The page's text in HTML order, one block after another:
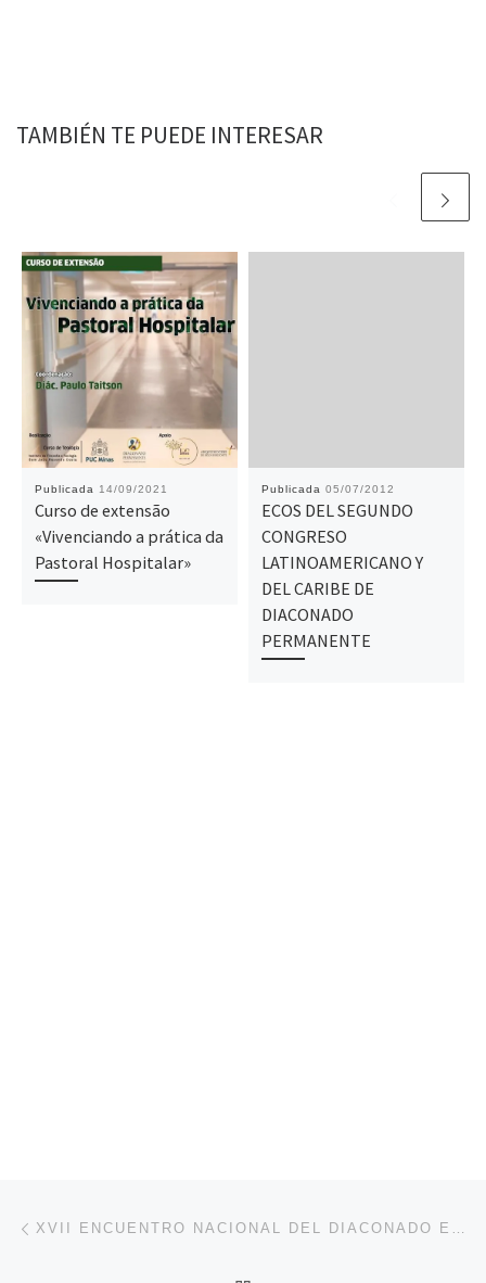
TAMBIÉN TE PUEDE INTERESAR
Publicada 14/09/2021
Curso de extensão
«Vivenciando a prática da
Pastoral Hospitalar»
Publicada 05/07/2012
ECOS DEL SEGUNDO
CONGRESO
LATINOAMERICANO Y
DEL CARIBE DE
DIACONADO
PERMANENTE
Navegación de entradas XVII ENCUENTRO NACIONAL DEL DIACONADO EN MÉXICO II